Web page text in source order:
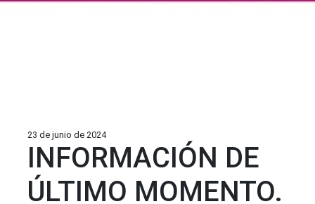
23 de junio de 2024
INFORMACIÓN DE
ÚLTIMO MOMENTO.